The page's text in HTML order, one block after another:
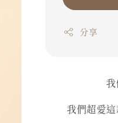
分享
我們超愛